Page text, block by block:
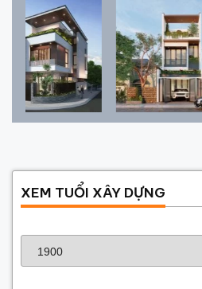
XEM TUỔI XÂY DỰNG